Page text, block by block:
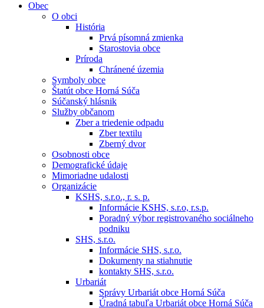
Obec
O obci
História
Prvá písomná zmienka
Starostovia obce
Príroda
Chránené územia
Symboly obce
Štatút obce Horná Súča
Súčanský hlásnik
Služby občanom
Zber a triedenie odpadu
Zber textilu
Zberný dvor
Osobnosti obce
Demografické údaje
Mimoriadne udalosti
Organizácie
KSHS, s.r.o., r. s. p.
Informácie KSHS, s.r.o, r.s.p.
Poradný výbor registrovaného sociálneho
podniku
SHS, s.r.o.
Informácie SHS, s.r.o.
Dokumenty na stiahnutie
kontakty SHS, s.r.o.
Urbariát
Správy Urbariát obce Horná Súča
Úradná tabuľa Urbariát obce Horná Súča